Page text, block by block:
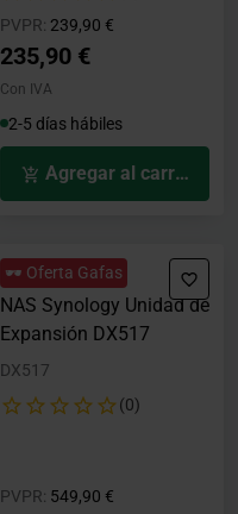
PVPR: Precio rebajado desde
239,90 €
235,90 €
Con IVA
2-5 días hábiles
Agregar al carrito
🕶️ Oferta Gafas
NAS Synology Unidad de
Expansión DX517
DX517
(0)
PVPR: Precio rebajado desde
549,90 €